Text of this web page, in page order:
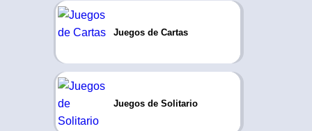
Juegos de Cartas
Juegos de Solitario